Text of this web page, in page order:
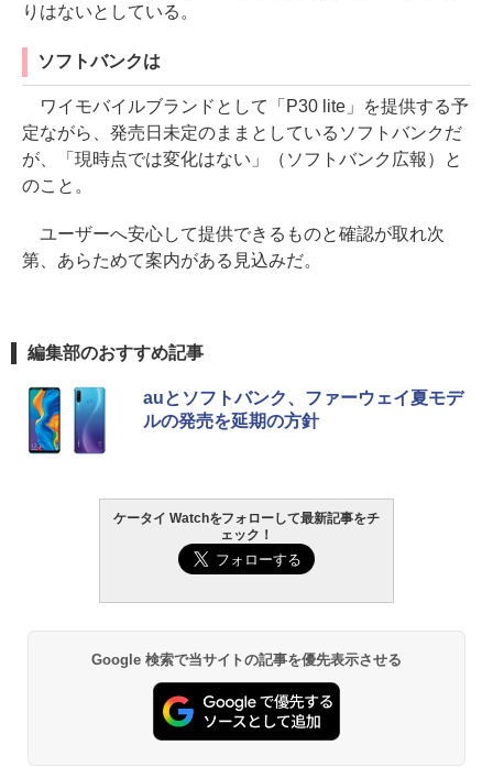
りはないとしている。
ソフトバンクは
ワイモバイルブランドとして「P30 lite」を提供する予
定ながら、発売日未定のままとしているソフトバンクだ
が、「現時点では変化はない」（ソフトバンク広報）と
のこと。
ユーザーへ安心して提供できるものと確認が取れ次
第、あらためて案内がある見込みだ。
編集部のおすすめ記事
auとソフトバンク、ファーウェイ夏モデ
ルの発売を延期の方針
ケータイ Watchをフォローして最新記事をチ
ェック！
Google 検索で当サイトの記事を優先表示させる